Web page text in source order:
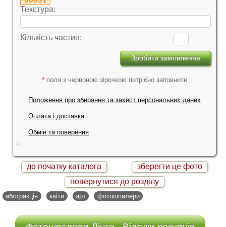
Текстура:
Кількість частин:
* поля з червоною зірочкою потрібно заповнити
Положення про збирання та захист персональних даних
Оплата і доставка
Обмін та поверення
до початку каталога
зберегти це фото
повернутися до розділу
абстракція квіти арт фотошпалери